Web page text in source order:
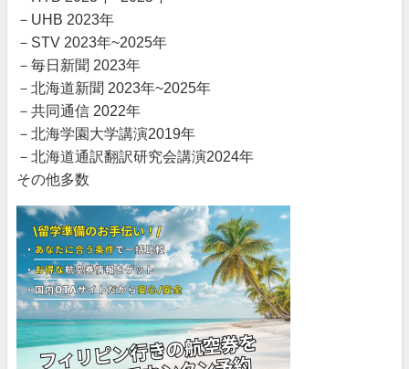
－UHB 2023年
－STV 2023年~2025年
－毎日新聞 2023年
－北海道新聞 2023年~2025年
－共同通信 2022年
－北海学園大学講演2019年
－北海道通訳翻訳研究会講演2024年
その他多数